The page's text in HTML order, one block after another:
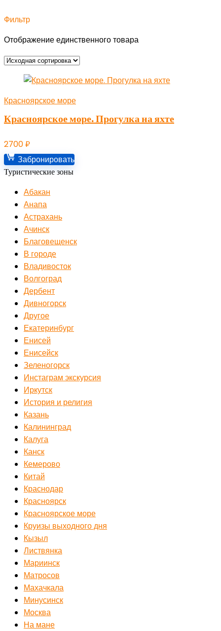
Фильтр
Отображение единственного товара
Красноярское море
Красноярское море. Прогулка на яхте
2700₽
Забронировать
Туристические зоны
Абакан
Анапа
Астрахань
Ачинск
Благовещенск
В городе
Владивосток
Волгоград
Дербент
Дивногорск
Другое
Екатеринбург
Енисей
Енисейск
Зеленогорск
Инстаграм экскурсия
Иркутск
История и религия
Казань
Калининград
Калуга
Канск
Кемерово
Китай
Краснодар
Красноярск
Красноярское море
Круизы выходного дня
Кызыл
Листвянка
Мариинск
Матросов
Махачкала
Минусинск
Москва
На мане